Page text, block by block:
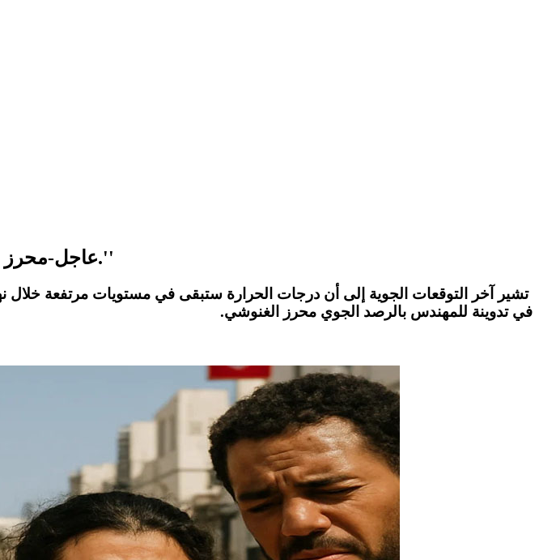
عاجل-محرز الغنوشي:''الحرارة المتوقعة نهاية الأسبوع ومع انطلاقة الأسبوع القادم.''
تشير آخر التوقعات الجوية إلى أن درجات الحرارة ستبقى في مستويات مرتفعة خلال
في تدوينة للمهندس بالرصد الجوي محرز الغنوشي.